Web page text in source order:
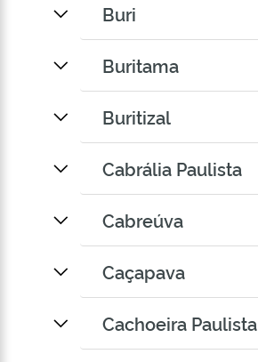
Buri
Buritama
Buritizal
Cabrália Paulista
Cabreúva
Caçapava
Cachoeira Paulista